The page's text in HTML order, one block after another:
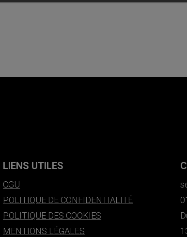
LIENS UTILES
CGU
POLITIQUE DE CONFIDENTIALITÉ
POLITIQUE DES COOKIES
MENTIONS LÉGALES